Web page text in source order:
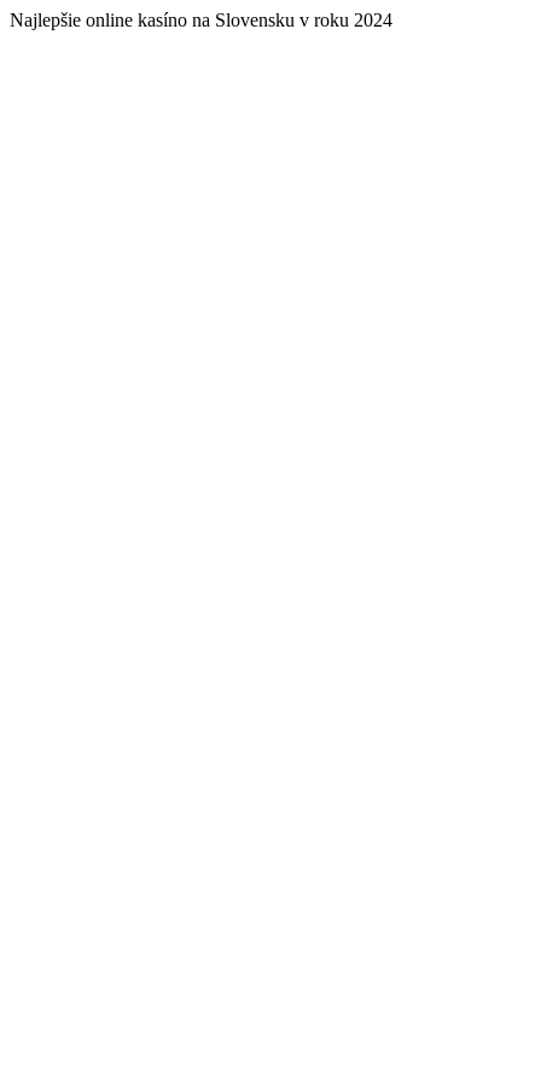
Najlepšie online kasíno na Slovensku v roku 2024